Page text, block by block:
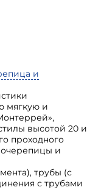
и
мягкую и
высотой 20 и
проходного
и
трубы (с
с трубами